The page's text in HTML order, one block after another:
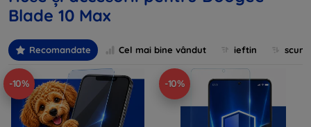
Blade 10 Max
Recomandate Cel mai bine vândut ieftin
-10% -10%